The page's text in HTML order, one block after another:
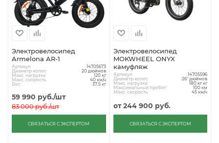
Электровелосипед
Armelona AR-1
Артикул 14705673
Диаметр колес 20 дюймов
Макс. нагрузка 120 кг
Макс. скорость 40 км/ч
Вес 37.5 кг
59 990 руб./шт
83 000руб./шт
СВЯЗАТЬСЯ С ЭКСПЕРТОМ
Электровелосипед
MOKWHEEL ONYX
камуфляж
Артикул 14705596
Диаметр колес 26" дюймов
Макс. нагрузка 180 кг кг
Максимальный пробег 100 км
Макс. скорость 45 км/ч
от244 900 руб.
СВЯЗАТЬСЯ С ЭКСПЕРТОМ